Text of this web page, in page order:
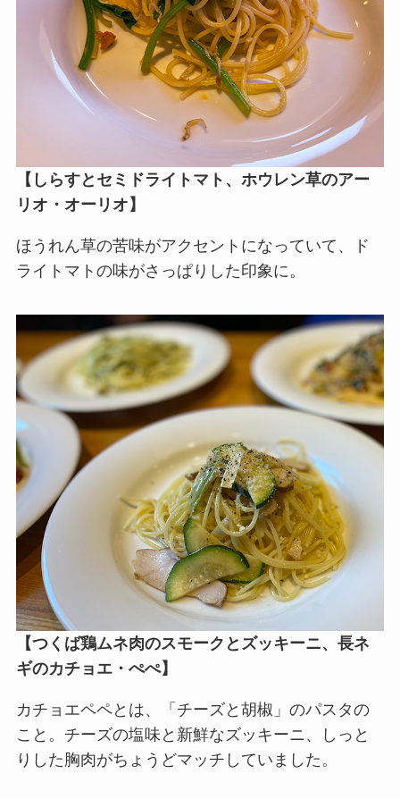
【 しらすとセミドライトマト、ホウレン草のアー
リオ・オーリオ 】
ほうれん草の苦味がアクセントになっていて、ド
ライトマトの味がさっぱりした印象に。
【つくば鶏ムネ肉のスモークとズッキーニ、長ネ
ギのカチョエ・ぺぺ】
カチョエペペとは、「チーズと胡椒」のパスタの
こと。チーズの塩味と新鮮なズッキーニ、しっと
りした胸肉がちょうどマッチしていました。